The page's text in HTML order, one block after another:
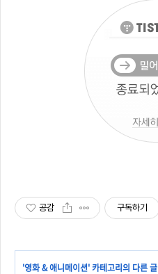
공감 구독하기
'영화 & 애니메이션' 카테고리의 다른 글